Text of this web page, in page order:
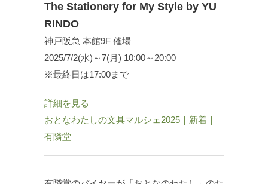
The Stationery for My Style by YU
RINDO
神戸阪急 本館9F 催場
2025/7/2(水)～7(月) 10:00～20:00
※最終日は17:00まで
詳細を見る
おとなわたしの文具マルシェ2025｜新着｜
有隣堂